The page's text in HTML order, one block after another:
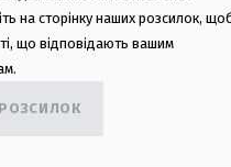
на сторінку наших розсилок,
що відповідають вашим